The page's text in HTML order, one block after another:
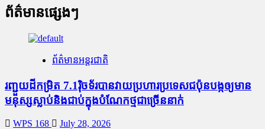
ព័ត៌មានផ្សេងៗ
ព័ត៌មានអន្តរជាតិ
រញ្ជួយដីកម្រិត​ 7.1រ៉ិចទ័របានវាយប្រហារប្រទេសជប៉ុនបង្កឲ្យមាន
មនុស្សស្លាប់​និង​ជាប់ក្នុងបំណែកថ្មជាច្រើននាក់
WPS 168 July 28, 2026